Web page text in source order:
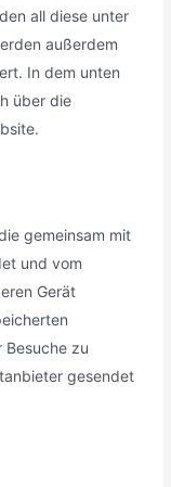
all diese unter
außerdem
In dem unten
über die
gemeinsam mit
und vom
Gerät
Besuche zu
gesendet